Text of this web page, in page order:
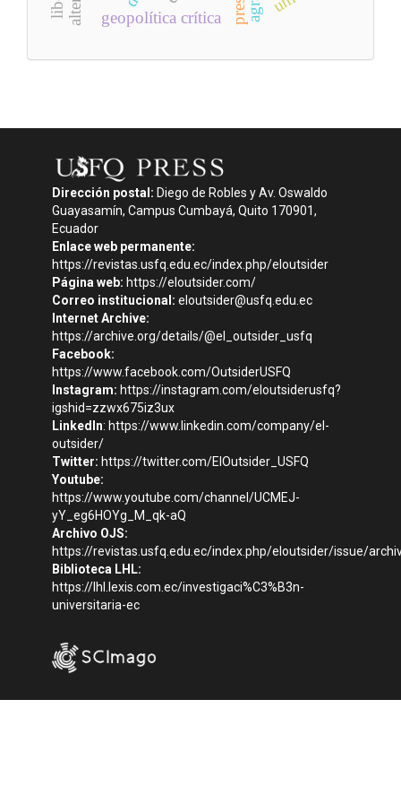
geopolítica crítica
Dirección postal: Diego de Robles y Av. Oswaldo
Guayasamín, Campus Cumbayá, Quito 170901,
Ecuador
Enlace web permanente:
https://revistas.usfq.edu.ec/index.php/eloutsider
Página web: https://eloutsider.com/
Correo institucional: eloutsider@usfq.edu.ec
Internet Archive:
https://archive.org/details/@el_outsider_usfq
Facebook:
https://www.facebook.com/OutsiderUSFQ
Instagram: https://instagram.com/eloutsiderusfq?
igshid=zzwx675iz3ux
LinkedIn: https://www.linkedin.com/company/el-
outsider/
Twitter: https://twitter.com/ElOutsider_USFQ
Youtube:
https://www.youtube.com/channel/UCMEJ-
yY_eg6HOYg_M_qk-aQ
Archivo OJS:
https://revistas.usfq.edu.ec/index.php/eloutsider/issue/
Biblioteca LHL:
https://lhl.lexis.com.ec/investigaci%C3%B3n-
universitaria-ec